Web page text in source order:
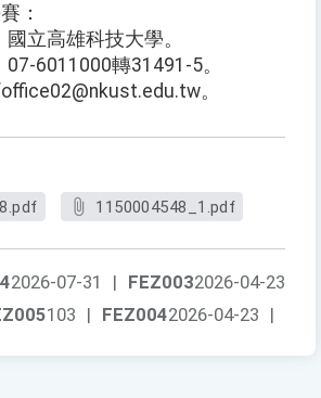
：
立高雄科技大學。
6011000轉31491-5。
。
1150004548_1.pdf
FEZ0032026-04-23
2026-07-31
|
FEZ0042026-04-23 |
103 |